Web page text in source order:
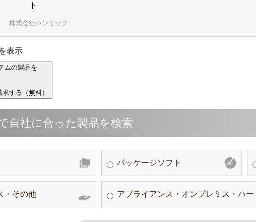
ト
株式会社ハンモック
を表示
ムの製品を
する（無料）
自社に合った製品を検索
パッケージソフト
・その他 アプライアンス・オンプレミス・ハー